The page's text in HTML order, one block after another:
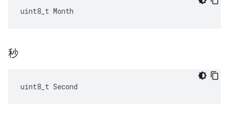
uint8_t Month
秒
uint8_t Second